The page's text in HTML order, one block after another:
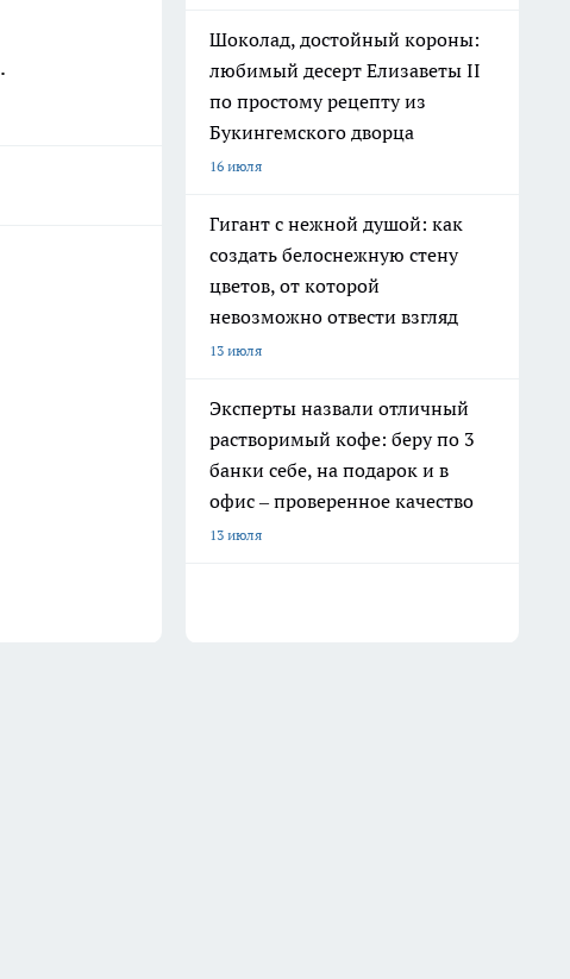
.
Шоколад, достойный короны:
любимый десерт Елизаветы II
по простому рецепту из
Букингемского дворца
16 июля
Гигант с нежной душой: как
создать белоснежную стену
цветов, от которой
невозможно отвести взгляд
13 июля
Эксперты назвали отличный
растворимый кофе: беру по 3
банки себе, на подарок и в
офис – проверенное качество
13 июля